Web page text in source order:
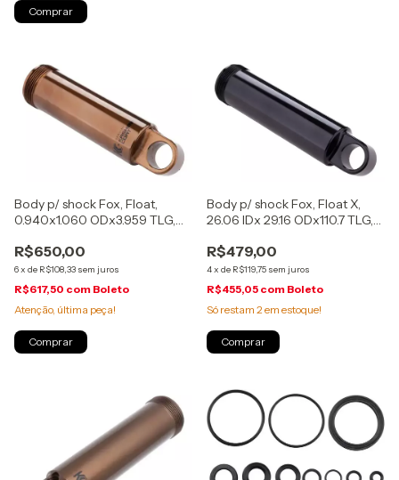
Body p/ shock Fox, Float,
0.940x1.060 ODx3.959 TLG,
(207-50-031)
R$650,00
6x de R$108,33 sem juros
R$617,50 com Boleto
Atenção, última peça!
Body p/ shock Fox, Float X,
26.06 IDx 29.16 ODx110.7 TLG,
R$479,00
4x de R$119,75 sem juros
R$455,05 com Boleto
Só restam 2 em estoque!